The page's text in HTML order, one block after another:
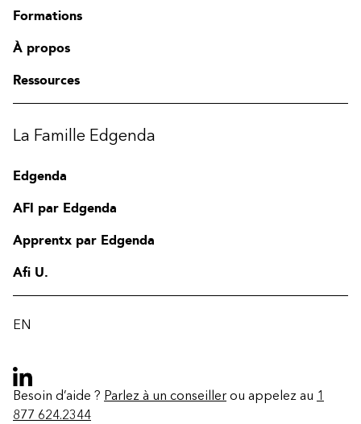
Formations
À propos
Ressources
La Famille Edgenda
Edgenda
AFI par Edgenda
Apprentx par Edgenda
Afi U.
EN
Besoin d’aide ? Parlez à un conseiller ou appelez au 1
877 624.2344